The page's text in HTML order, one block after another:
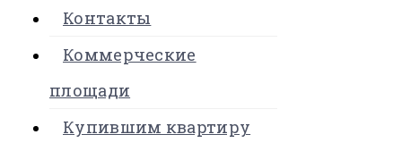
Контакты
Коммерческие
площади
Купившим квартиру